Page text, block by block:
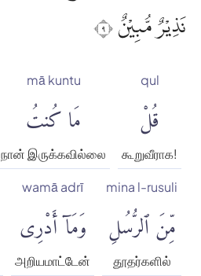
نَذِيْرٌ مُّبِيْنٌ ٩
qul
قُلْ
கூறுவீராக!
mā kuntu
مَا كُنتُ
நான் இருக்கவில்லை
mina l-rusuli
مِّنَ ٱلرُّسُلِ
தூதர்களில்
wamā adrī
وَمَآ أَدْرِى
அறியமாட்டேன்